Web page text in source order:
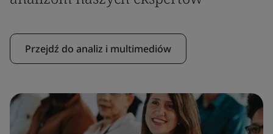
Przejdź do analiz i multimediów